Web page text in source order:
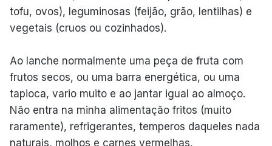
tofu, ovos), leguminosas (feijão, grão, lentilhas) e
vegetais (cruos ou cozinhados).
Ao lanche normalmente uma peça de fruta com
frutos secos, ou uma barra energética, ou uma
tapioca, vario muito e ao jantar igual ao almoço.
Não entra na minha alimentação fritos (muito
raramente), refrigerantes, temperos daqueles nada
naturais, molhos e carnes vermelhas.